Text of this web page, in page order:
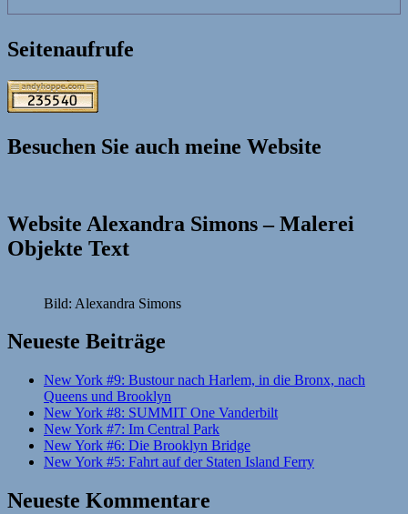
Seitenaufrufe
Besuchen Sie auch meine Website
Website Alexandra Simons – Malerei
Objekte Text
Bild: Alexandra Simons
Neueste Beiträge
New York #9: Bustour nach Harlem, in die Bronx, nach
Queens und Brooklyn
New York #8: SUMMIT One Vanderbilt
New York #7: Im Central Park
New York #6: Die Brooklyn Bridge
New York #5: Fahrt auf der Staten Island Ferry
Neueste Kommentare